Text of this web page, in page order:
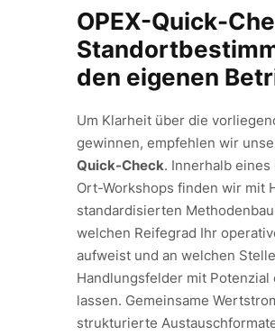
OPEX-Quick-
den eigenen
Um Klarheit über die
gewinnen, empfehlen wir
Quick-Check. Innerhalb
Ort-Workshops finden wir mit
standardisierten
welchen Reifegrad Ihr
aufweist und an welchen
Handlungsfelder mit Potenzial
lassen. Gemeinsame
strukturierte